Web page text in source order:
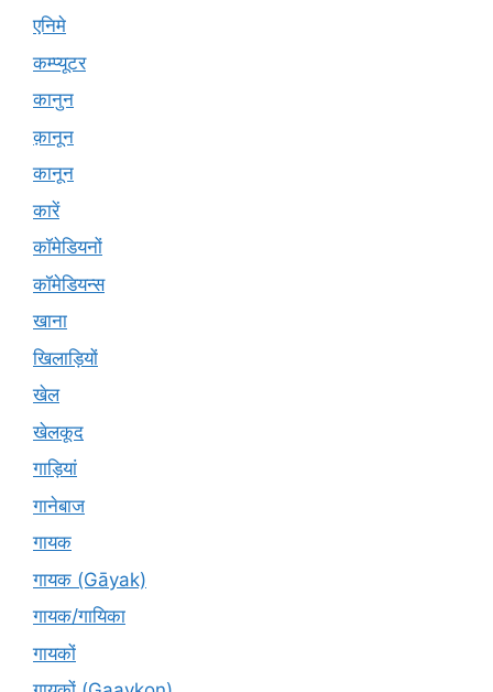
एनिमे
कम्प्यूटर
कानुन
क़ानून
कानून
कारें
कॉमेडियनों
कॉमेडियन्स
खाना
खिलाड़ियों
खेल
खेलकूद
गाड़ियां
गानेबाज
गायक
गायक (Gāyak)
गायक/गायिका
गायकों